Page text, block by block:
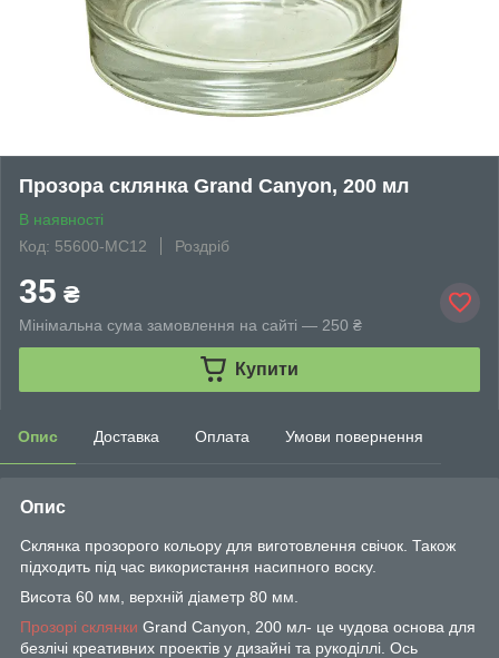
Прозора склянка Grand Canyon, 200 мл
В наявності
Код: 55600-MC12
Роздріб
35 ₴
Мінімальна сума замовлення на сайті — 250 ₴
Купити
Опис Доставка Оплата Умови повернення
Опис
Склянка прозорого кольору для виготовлення свічок. Також
підходить під час використання насипного воску.
Висота 60 мм, верхній діаметр 80 мм.
Прозорі склянки Grand Canyon, 200 мл- це чудова основа для
безлічі креативних проектів у дизайні та рукоділлі. Ось